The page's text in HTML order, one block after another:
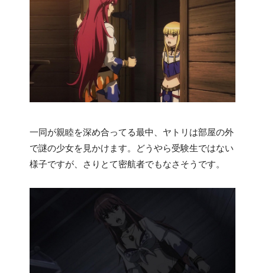
一同が親睦を深め合ってる最中、ヤトリは部屋の外
で謎の少女を見かけます。どうやら受験生ではない
様子ですが、さりとて密航者でもなさそうです。